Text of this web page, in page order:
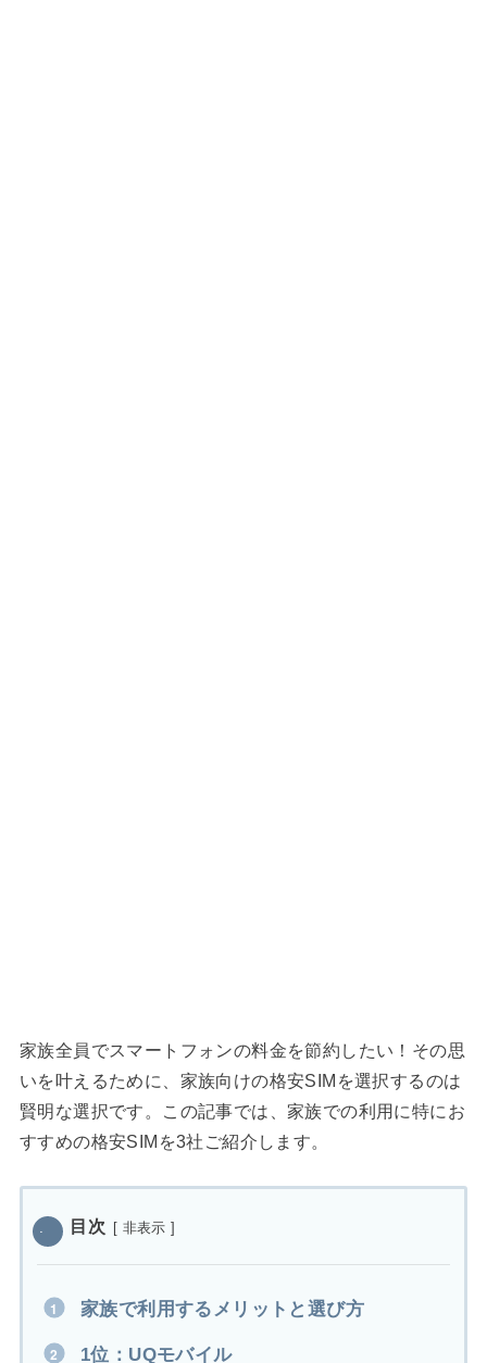
家族全員でスマートフォンの料金を節約したい！その思
いを叶えるために、家族向けの格安SIMを選択するのは
賢明な選択です。この記事では、家族での利用に特にお
すすめの格安SIMを3社ご紹介します。
目次 [ 非表示 ]
家族で利用するメリットと選び方
1位：UQモバイル